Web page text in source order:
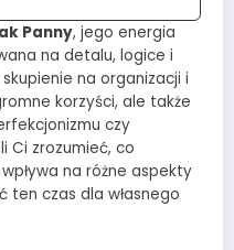
Panny, jego energia
na detalu, logice i
na organizacji i
korzyści, ale także
czy
Ci zrozumieć, co
na różne aspekty
ten czas dla własnego